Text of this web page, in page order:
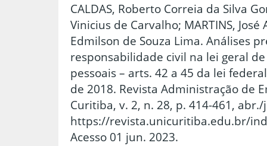
CALDAS, Roberto Correia da Silva
Vinicius de Carvalho; MARTINS,
Edmilson de Souza Lima. Análises
responsabilidade civil na lei geral
pessoais – arts. 42 a 45 da lei
de 2018. Revista Administração de
Curitiba, v. 2, n. 28, p. 414-461,
https://revista.unicuritiba.edu.br/
Acesso 01 jun. 2023.